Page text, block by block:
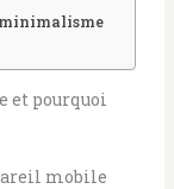
et pourquoi
mobile